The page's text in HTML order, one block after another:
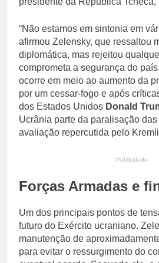
“Não estamos em sintonia em
afirmou Zelensky, que ressaltou
diplomática, mas rejeitou
comprometa a segurança do
ocorre em meio ao aumento da
por um cessar-fogo e após
dos Estados Unidos Donald
Ucrânia parte da paralisação
avaliação repercutida pelo
Publicidade
Forças Armadas e
Um dos principais pontos de
futuro do Exército ucraniano.
manutenção de
para evitar o ressurgimento do